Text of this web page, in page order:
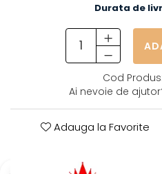
Durata de
Cod Produs:
Ai nevoie de
Adauga la Favorite